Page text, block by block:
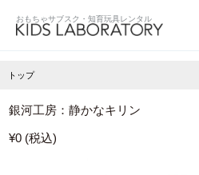
トップ
銀河工房：静かなキリン
¥0 (税込)